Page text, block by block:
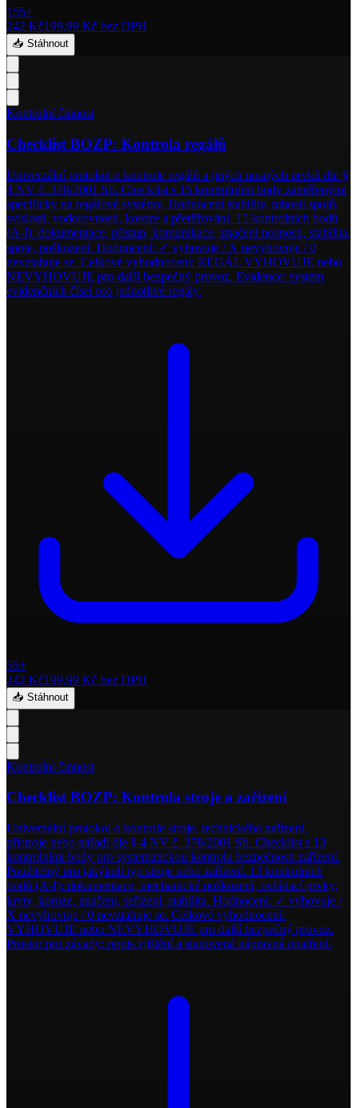
155+
242 Kč199,99 Kč bez DPH
📥 Stáhnout
Kontrolní činnost
Checklist BOZP: Kontrola regálů
Univerzální protokol o kontrole regálů a jiných nosných prvků dle §
4 NV č. 378/2001 Sb. Checklist s 15 kontrolními body zaměřenými
specificky na regálové systémy. Hodnocení stability, tuhosti spojů,
svislosti, vodorovnosti, koroze a přetěžování. 15 kontrolních bodů
(A-I): dokumentace, přístup, komunikace, značení nosnosti, stabilita,
spoje, poškození. Hodnocení: ✓ vyhovuje / X nevyhovuje / 0
nevztahuje se. Celkové vyhodnocení: REGÁL VYHOVUJE nebo
NEVYHOVUJE pro další bezpečný provoz. Evidence: systém
evidenčních čísel pro jednotlivé regály.
55+
242 Kč199,99 Kč bez DPH
📥 Stáhnout
Kontrolní činnost
Checklist BOZP: Kontrola stroje a zařízení
Univerzální protokol o kontrole stroje, technického zařízení,
přístroje nebo nářadí dle § 4 NV č. 378/2001 Sb. Checklist s 13
kontrolními body pro systematickou kontrolu bezpečnosti zařízení.
Použitelný pro jakýkoli typ stroje nebo zařízení. 13 kontrolních
bodů (A-I): dokumentace, mechanické poškození, ovládací prvky,
kryty, koroze, značení, seřízení, stabilita. Hodnocení: ✓ vyhovuje /
X nevyhovuje / 0 nevztahuje se. Celkové vyhodnocení:
VYHOVUJE nebo NEVYHOVUJE pro další bezpečný provoz.
Prostor pro závady: popis zjištění a stanovená nápravná opatření.